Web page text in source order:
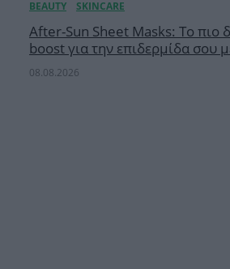
After-Sun Sheet Masks: Το πιο
boost για την επιδερμίδα σου
08.08.2026